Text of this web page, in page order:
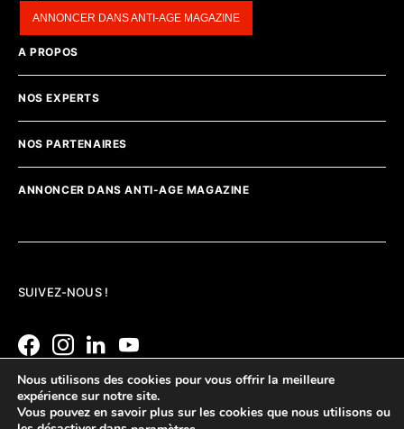
ANNONCER DANS ANTI-AGE MAGAZINE
A PROPOS
NOS EXPERTS
NOS PARTENAIRES
ANNONCER DANS ANTI-AGE MAGAZINE
SUIVEZ-NOUS !
Nous utilisons des cookies pour vous offrir la meilleure
expérience sur notre site.
Vous pouvez en savoir plus sur les cookies que nous utilisons ou